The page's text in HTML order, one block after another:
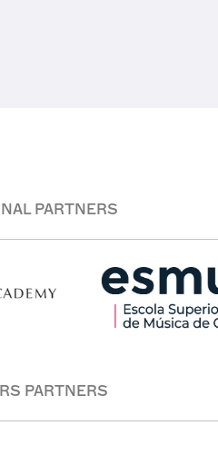
PARTNERS
PARTNERS